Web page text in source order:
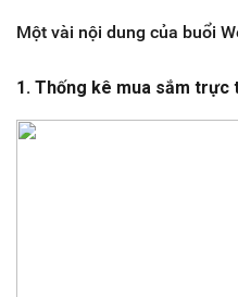
Một vài nội dung của buổi
1. Thống kê mua sắm trực